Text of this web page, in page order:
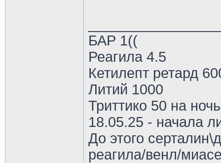
БАР 1((
Реагила 4.5
Кетилепт ретард
Литий 1000
Триттико 50 на ночь
18.05.25 - начала
До этого
реагила/венл/